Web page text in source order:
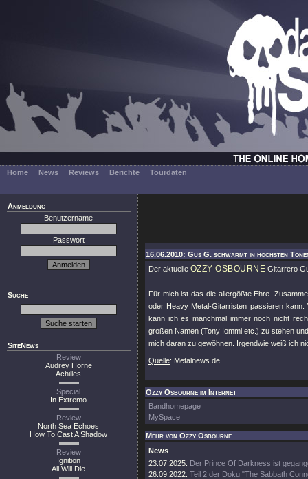
Home News Reviews Berichte Tourdaten
Anmeldung
Benutzername
Passwort
Suche
SiteNews
Review
Audrey Horne
Achilles
Special
In Extremo
Review
North Sea Echoes
How To Cast A Shadow
Review
Ignition
All Will Die
16.06.2010: Gus G. schwärmt in höchsten
Der aktuelle OZZY OSBOURNE Gitarrero
Für mich ist das die allergößte Ehre.
oder Heavy Metal-Gitarristen passieren
kann ich es manchmal immer noch nicht
großen Namen (Tony Iommi etc.) zu stehen
mich daran zu gewöhnen. Irgendwie weiß ich
Quelle: Metalnews.de
Ozzy Osbourne im Internet
Bandhomepage
MySpace
Mehr von Ozzy Osbourne
News
23.07.2025: Der Prince Of Darkness ist
26.09.2022: Teil 2 der Doku "The Sabbath